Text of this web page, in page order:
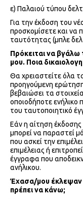
ε) Παλαιού τύπου
Για την έκδοση του
προσκομίσετε και να
ταυτότητας (μπλε
Πρόκειται να
μου. Ποια
Θα χρειαστείτε όλα
προηγούμενη
βεβαιώσει τα
οποιοδήποτε ενήλικο
του ταυτοποιητικό
Εάν η αίτηση
μπορεί να παραστεί
που ασκεί την
επιμέλειας ή
έγγραφα που
ανήλικου.
Έχασα/μου έκλεψαν
πρέπει να κάνω;